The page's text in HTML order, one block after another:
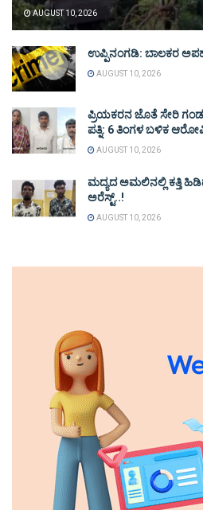
AUGUST 10, 2026
ಉಪ್ಪಿನಂಗಡಿ: ಬಾಲಕರ
AUGUST 10, 2026
ಪ್ರಿಯಕರನ ಜೊತೆ ಸೇರಿ
ಪತ್ನಿ: 6 ತಿಂಗಳ ಬಳಿಕ
AUGUST 10, 2026
ಮದ್ಯದ ಅಮಲಿನಲ್ಲಿ ಕತ್ತಿ
ಅರೆಸ್ಟ್..!
AUGUST 10, 2026